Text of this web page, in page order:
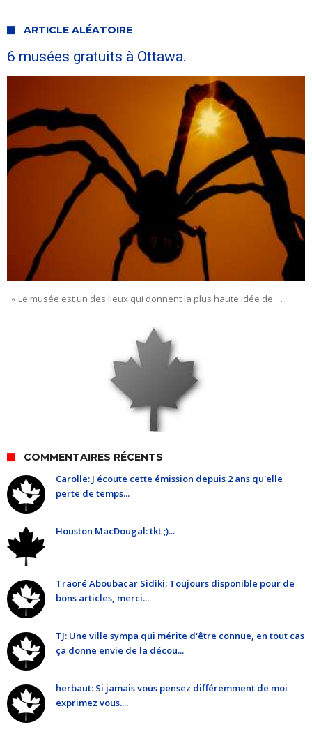
ARTICLE ALÉATOIRE
6 musées gratuits à Ottawa.
« Le musée est un des lieux qui donnent la plus haute idée de …
COMMENTAIRES RÉCENTS
Carolle: J écoute cette émission depuis 2 ans qu'elle
perte de temps...
Houston MacDougal: tkt ;)...
Traoré Aboubacar Sidiki: Toujours disponible pour de
bons articles, merci...
TJ: Une ville sympa qui mérite d'être connue, en tout cas
ça donne envie de la décou...
herbaut: Si jamais vous pensez différemment de moi
exprimez vous....